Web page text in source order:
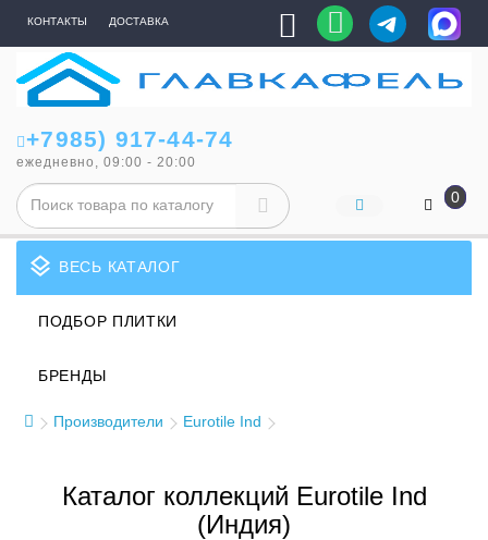
КОНТАКТЫ ДОСТАВКА
+7985) 917-44-74
ежедневно, 09:00 - 20:00
0
layers ВЕСЬ КАТАЛОГ
ПОДБОР ПЛИТКИ
БРЕНДЫ
Производители Eurotile Ind
Каталог коллекций Eurotile Ind
(Индия)